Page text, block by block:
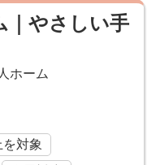
｜やさしい手
ホーム
対象